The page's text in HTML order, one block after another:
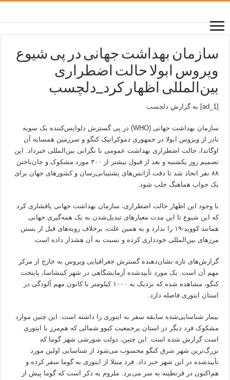
سازمان بهداشت جهانی در پی شیوع
ویروس ابولا حالت اضطراری
بین‌المللی اظهار کرد_دلچسب
[ad_1] به گزارش دلچسب
سازمان بهداشت جهانی (WHO) در پی گسترش دلواپس‌کننده یک سویه
نادر از ویروس ابولا در جمهوری دموکراتیک کنگو و سرزمین همسایه آن
اوگاندا، حالت اضطراری بهداشت عمومی با نگرانی بین‌المللی خبرداد. این
تصمیم روز یکشنبه و بعد از قبول بیشتر از ۳۰۰ مورد مشکوک و جان‌باختن
۸۸ نفر اتخاذ شد تا دقت آژانس‌های پشتیبانی‌رسان و کشورهای جهان برای
یک جواب هماهنگ جلب شود.
با وجود این اظهار حالت اضطراری، سازمان بهداشت جهانی پافشاری کرد
که این شیوع تا این مدت معیارهای تبدیل‌شدن به یک همه‌گیری جهانی
همانند کووید-۱۹ را ندارد و به همین علت، برخلاف رویه‌های قبل از بستن
مرزهای بین‌المللی خودداری کرده و نسبت به آن هشدار داده است.
گزارش‌های تازه نشان‌دهنده گسترش جغرافیایی ویروس به خارج از مرکز
مهم آن است. یک مورد تأییدشده آزمایشگاهی در شهر کینشاسا، پایتخت
کنگو، مشاهده شده که نزدیک به ۱۰۰۰ کیلومتر با کانون مهم آلودگی در
استان ایتوری فاصله دارد.
بیمار شناسایی‌شده سابقه سفر به ایتوری را داشته است. این چنین موارد
مشکوک فرد دیگر در استان پرجمعیت کیوو شمالی که هم‌مرز با ایتوری
است گزارش شده است. این چنین، دولت شورشی شهر گوما که
بزرگ‌ترین شهر شرق کنگو محسوب می‌شود از شناسایی اولین مورد
تأییدشده در این شهر خبر داد. فرد مبتلا از ایتوری به گوما سفر کرده و
هم‌اکنون در قرنطینه به سر می‌برد. ملزوم به ذکر است که گوما پیش از